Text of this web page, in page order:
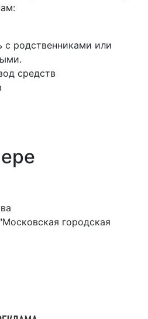
с родственниками или
средств
городская